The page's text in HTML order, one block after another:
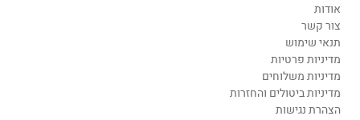
אודות
צור קשר
תנאי שימוש
מדיניות פרטיות
מדיניות משלוחים
מדיניות ביטולים והחזרות
הצהרת נגישות